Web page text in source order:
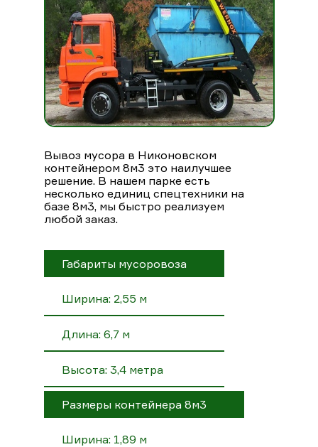
Вывоз мусора в Никоновском
контейнером 8м3 это наилучшее
решение. В нашем парке есть
несколько единиц спецтехники на
базе 8м3, мы быстро реализуем
любой заказ.
Габариты мусоровоза
Ширина: 2,55 м
Длина: 6,7 м
Высота: 3,4 метра
Размеры контейнера 8м3
Ширина: 1,89 м